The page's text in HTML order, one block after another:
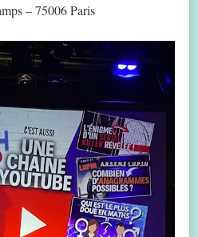
– 75006 Paris